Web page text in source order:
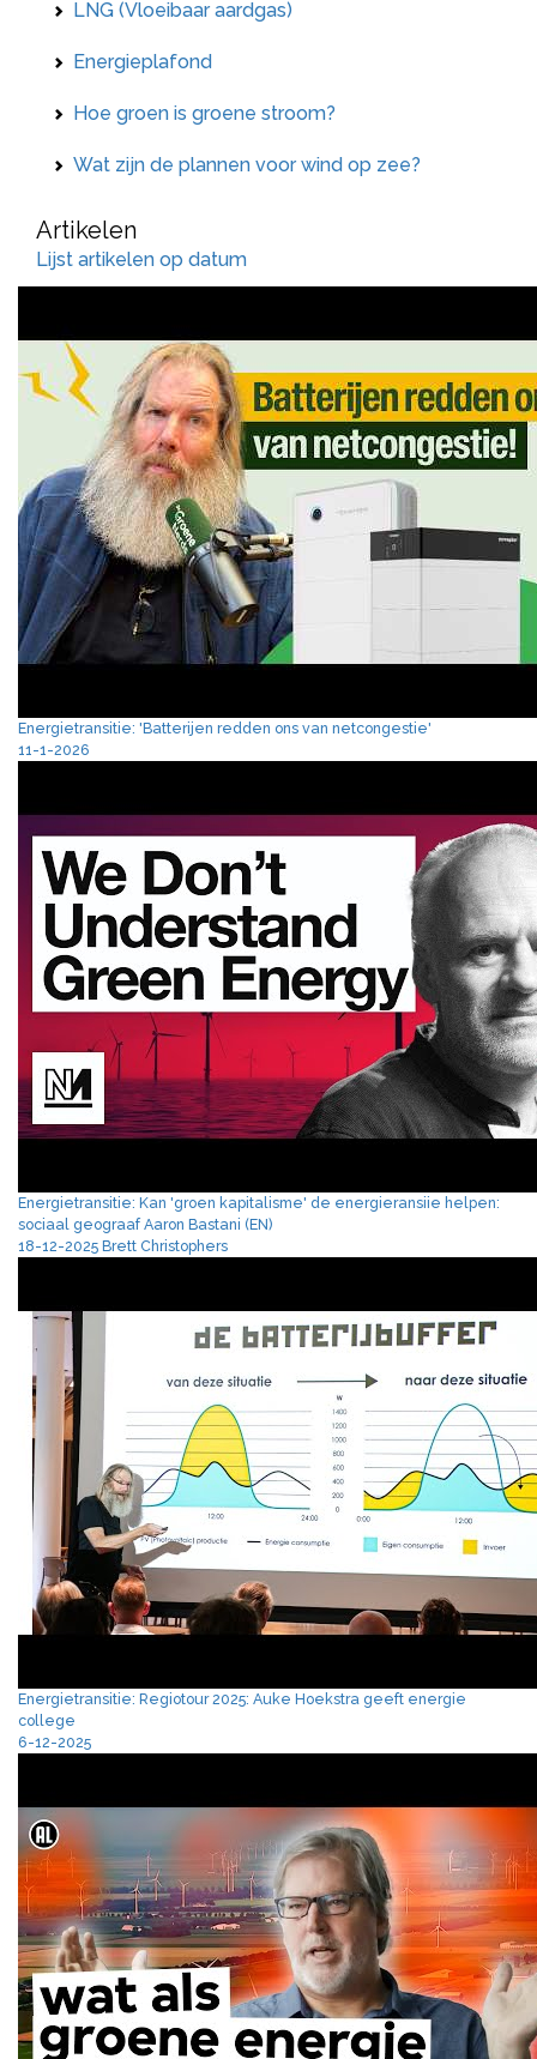
LNG (Vloeibaar aardgas)
Energieplafond
Hoe groen is groene stroom?
Wat zijn de plannen voor wind op zee?
Artikelen
Lijst artikelen op datum
Energietransitie: 'Batterijen redden ons van netcongestie'
11-1-2026
Energietransitie: Kan 'groen kapitalisme' de energieransiie helpen:
sociaal geograaf Aaron Bastani (EN)
18-12-2025 Brett Christophers
Energietransitie: Regiotour 2025: Auke Hoekstra geeft energie
college
6-12-2025